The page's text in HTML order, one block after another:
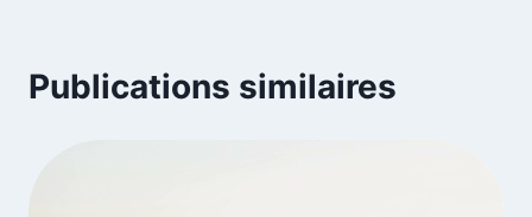
Publications similaires